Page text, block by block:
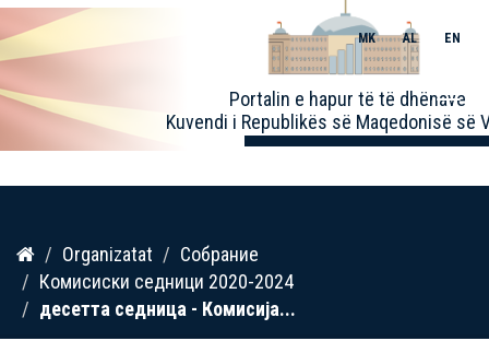
Kalo
përmbajtja
Portalin e hapur të të dhënave
Kuvendi i Republikës së Maqedonisë së
MK AL EN
Toggle
Organizatat
Собрание
Комисиски седници 2020-2024
десетта седница - Комисија...